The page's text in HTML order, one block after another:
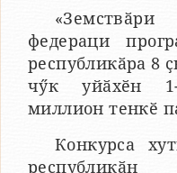
федераци
республикӑра 8
чӳк уйӑхӗн
миллион тенкӗ
Конкурса